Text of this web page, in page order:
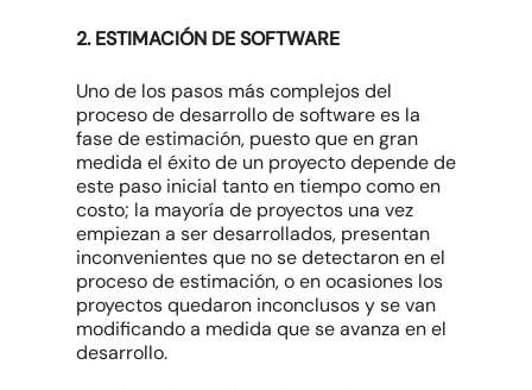
2. ESTIMACIÓN DE SOFTWARE
Uno de los pasos más complejos del
proceso de desarrollo de software es la
fase de estimación, puesto que en gran
medida el éxito de un proyecto depende de
este paso inicial tanto en tiempo como en
costo; la mayoría de proyectos una vez
empiezan a ser desarrollados, presentan
inconvenientes que no se detectaron en el
proceso de estimación, o en ocasiones los
proyectos quedaron inconclusos y se van
modificando a medida que se avanza en el
desarrollo.